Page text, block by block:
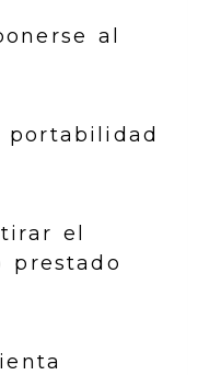
al
portabilidad
el
prestado